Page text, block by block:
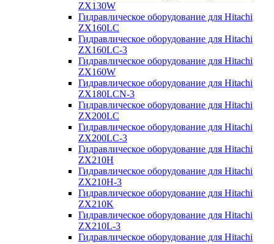
ZX130W
Гидравлическое оборудование для Hitachi
ZX160LC
Гидравлическое оборудование для Hitachi
ZX160LC-3
Гидравлическое оборудование для Hitachi
ZX160W
Гидравлическое оборудование для Hitachi
ZX180LCN-3
Гидравлическое оборудование для Hitachi
ZX200LC
Гидравлическое оборудование для Hitachi
ZX200LC-3
Гидравлическое оборудование для Hitachi
ZX210H
Гидравлическое оборудование для Hitachi
ZX210H-3
Гидравлическое оборудование для Hitachi
ZX210K
Гидравлическое оборудование для Hitachi
ZX210L-3
Гидравлическое оборудование для Hitachi